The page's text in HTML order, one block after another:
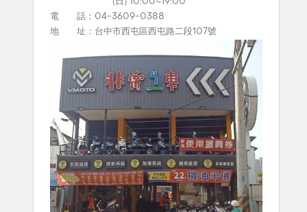
電 話：04-3609-0388
地 址：台中市西屯區西屯路二段107號